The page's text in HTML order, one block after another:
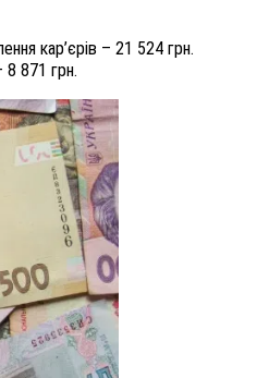
кар’єрів – 21 524 грн.
8 871 грн.